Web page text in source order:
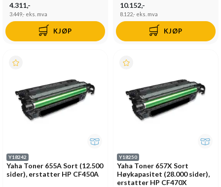
4.311,-
3.449,- eks. mva
KJØP
10.152,-
8.122,- eks. mva
KJØP
Y18242
Yaha Toner 655A Sort (12.500
sider), erstatter HP CF450A
Y18250
Yaha Toner 657X Sort
Høykapasitet (28.000 sider),
erstatter HP CF470X